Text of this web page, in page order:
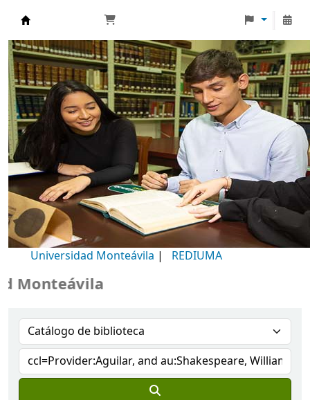
Biblioteca Universidad Monteávila
Universidad Monteávila | REDIUMA